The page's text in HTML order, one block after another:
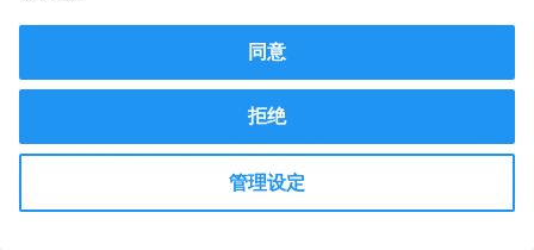
2024年6月20日，AppleCensorship 与 ARTICLE 19
ASIA 合作，发布了报告： " Isolation by Design:
Censorship in Apple’s App Store in China and Human
" （设计上的隔离：苹果应用商店在中
国的审查制度及其对人权的影响）。
同意
拒绝
管理设定